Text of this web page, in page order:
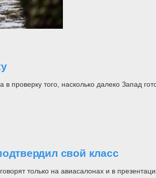
того, насколько далеко Запад
свой класс
только на авиасалонах и в